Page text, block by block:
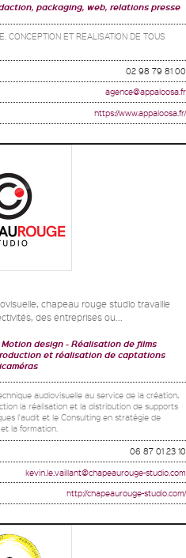
packaging, web, relations presse
CONCEPTION ET REALISATION DE TOUS
02 98 79 81 00
agence@appaloosa.fr
https://www.appaloosa.fr/
chapeau rouge studio travaille
des entreprises ou...
design
Réalisation de films
et réalisation de captations
audiovisuelle au service de la création,
la réalisation et la distribution de supports
l'audit et le Consulting en stratégie de
la formation.
06 87 01 23 10
kevin.le.vaillant@chapeaurouge-studio.com
http://chapeaurouge-studio.com/